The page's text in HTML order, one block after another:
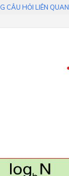
CÂU HỎI LIÊN QUAN